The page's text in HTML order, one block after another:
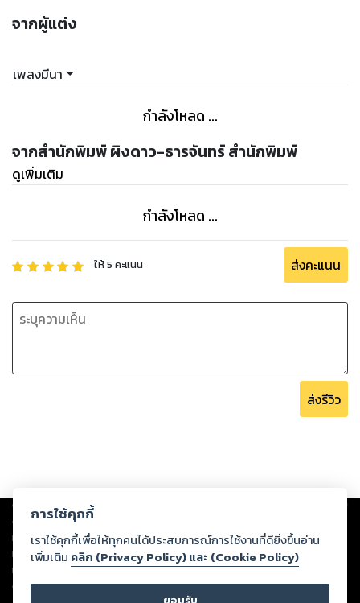
แต่กลายเป็นว่า หานหรงเหยายื่นมือเข้าช่วยปีศาจสาวเสียเอง
“ข้าช่วยเจ้า เจ้าไม่คิดจะตอบแทนบุญคุณข้าบ้างหรือ”
จะว่าไปเขาก็พูดถูก พลังชีวิตของเขาช่วยให้นางคืนร่างมนุษย์
จากที่บรรดาศิษย์พี่เล่าให้ฟัง แต่พวกมนุษย์หาดีไม่ได้สักคน
หรือว่าเขาเห็นนางในร่างจิ้งจอกแดงแล้วอยากได้หนังของนาง!
หานหรงเหยาเลิกคิ้วประหลาดใจ
จู่ๆ จิ้งจอกตัวน้อยก็หน้าซีดกอดห่อผ้าแน่น กลายเป็นนางที่แสดง
“แม่นาง...เอ่อ เข่อซิง...เจ้า...”
“เจ้า...เจ้าเห็นตัวตนของข้าแล้ว” นางกอดห่อผ้าแน่นขึ้นข่มกายไม่
ชายหนุ่มเพิ่งนึกได้ว่า เป็นตนเองที่เห็นร่างกายเปลือยเปล่าของ
นาง
จากผู้แต่ง
เพลงมีนา
กำลังโหลด ...
จากสำนักพิมพ์ ผิงดาว-ธารจันทร์ สำนักพิมพ์
ดูเพิ่มเติม
กำลังโหลด ...
ให้5 คะแนน ส่งคะแนน
ส่งรีวิว
Copyright © 2026
ต่อผลงานหรือเนื้อหาใดที่อัปโหลดผ่านเว็บไซต์และปรากฏว่าละเมิดสิทธิใน
ทรัพย์สินทางปัญญาของบุคคลอื่นหรือขัดต่อกฎหมายและศีลธรรม ดังนั้น ผู้อ่าน
ทุกท่านโปรดใช้วิจารณญาณในการกลั่นกรองด้วยตนเอง และหากท่านพบว่าส่วน
หนึ่งส่วนใดขัดต่อกฎหมายและศีลธรรม กรุณาแจ้งมายังบริษัท เพื่อทีมงานจะได้
ดำเนินการในทันที ทั้งนี้ ทางสตอรี่ล็อกขอสงวนลิขสิทธิ์ตามพระราชบัญญัติ
การใช้คุกกี้
เราใช้คุกกี้เพื่อให้ทุกคนได้ประสบการณ์การใช้งานที่ดียิ่งขึ้นอ่าน
เพิ่มเติม คลิก (Privacy Policy) และ (Cookie Policy)